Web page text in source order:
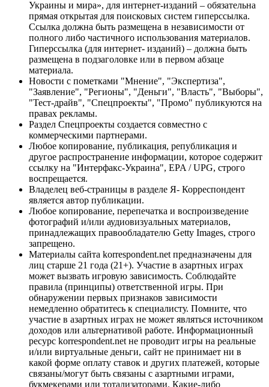
Украины и мира», для интернет-изданий – обязательна
прямая открытая для поисковых систем гиперссылка.
Ссылка должна быть размещена в независимости от
полного либо частичного использования материалов.
Гиперссылка (для интернет- изданий) – должна быть
размещена в подзаголовке или в первом абзаце
материала.
Новости с пометками "Мнение", "Экспертиза",
"Заявление", "Регионы", "Деньги", "Власть", "Выборы",
"Тест-драйв", "Спецпроекты", "Промо" публикуются на
правах рекламы.
Раздел Спецпроекты создается совместно с
коммерческими партнерами.
Любое копирование, публикация, републикация и
другое распространение информации, которое содержит
ссылку на "Интерфакс-Украина", EPA / UPG, строго
воспрещается.
Владелец веб-страницы в разделе Я- Корреспондент
является автор публикации.
Любое копирование, перепечатка и воспроизведение
фотографий и/или аудиовизуальных материалов,
принадлежащих правообладателю Getty Images, строго
запрещено.
Материалы сайта korrespondent.net предназначены для
лиц старше 21 года (21+). Участие в азартных играх
может вызвать игровую зависимость. Соблюдайте
правила (принципы) ответственной игры. При
обнаружении первых признаков зависимости
немедленно обратитесь к специалисту. Помните, что
участие в азартных играх не может являться источником
доходов или альтернативой работе. Информационный
ресурс korrespondent.net не проводит игры на реальные
и/или виртуальные деньги, сайт не принимает ни в
какой форме оплату ставок и других платежей, которые
связаны/могут быть связаны с азартными играми,
букмекерами или тотализаторами. Какие-либо